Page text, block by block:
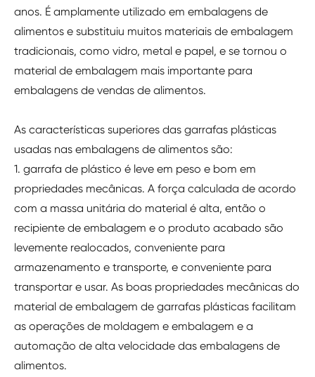
anos. É amplamente utilizado em embalagens de
alimentos e substituiu muitos materiais de embalagem
tradicionais, como vidro, metal e papel, e se tornou o
material de embalagem mais importante para
embalagens de vendas de alimentos.
As características superiores das garrafas plásticas
usadas nas embalagens de alimentos são:
1. garrafa de plástico é leve em peso e bom em
propriedades mecânicas. A força calculada de acordo
com a massa unitária do material é alta, então o
recipiente de embalagem e o produto acabado são
levemente realocados, conveniente para
armazenamento e transporte, e conveniente para
transportar e usar. As boas propriedades mecânicas do
material de embalagem de garrafas plásticas facilitam
as operações de moldagem e embalagem e a
automação de alta velocidade das embalagens de
alimentos.